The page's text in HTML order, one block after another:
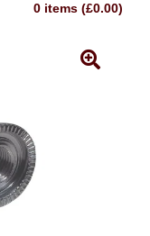
0 items (£0.00)